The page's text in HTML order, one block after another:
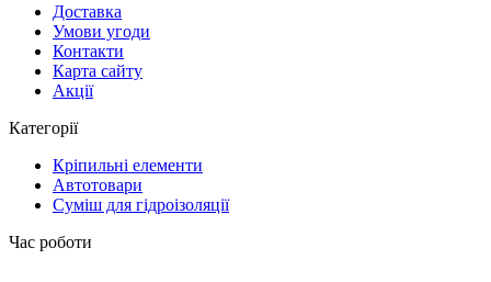
Доставка
Умови угоди
Контакти
Карта сайту
Акції
Категорії
Кріпильні елементи
Автотовари
Суміш для гідроізоляції
Час роботи